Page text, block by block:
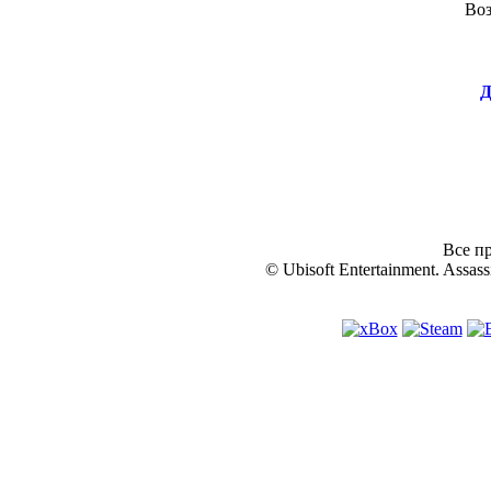
Все
© Ubisoft Entertainment.